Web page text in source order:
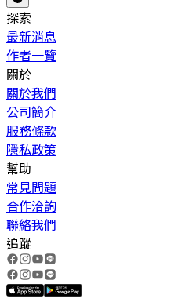
探索
最新消息
作者一覽
關於
關於我們
公司簡介
服務條款
隱私政策
幫助
常見問題
合作洽詢
聯絡我們
追蹤